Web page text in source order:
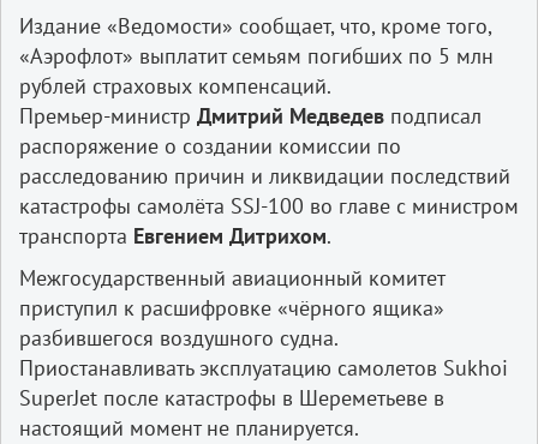
Издание «Ведомости» сообщает, что, кроме того,
«Аэрофлот» выплатит семьям погибших по 5 млн
рублей страховых компенсаций.
Премьер-министр Дмитрий Медведев подписал
распоряжение о создании комиссии по
расследованию причин и ликвидации последствий
катастрофы самолёта SSJ-100 во главе с министром
транспорта Евгением Дитрихом.
Межгосударственный авиационный комитет
приступил к расшифровке «чёрного ящика»
разбившегося воздушного судна.
Приостанавливать эксплуатацию самолетов Sukhoi
SuperJet после катастрофы в Шереметьеве в
настоящий момент не планируется.